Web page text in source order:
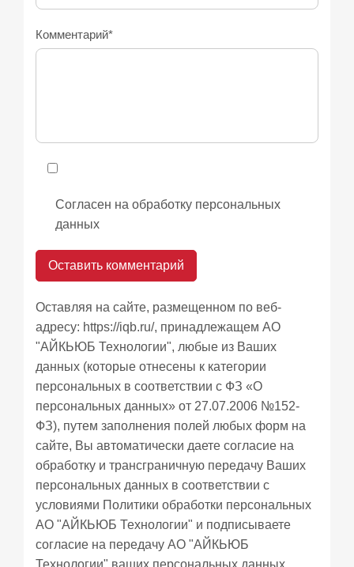
Комментарий*
Согласен на обработку персональных
данных
Оставляя на сайте, размещенном по веб-
адресу: https://iqb.ru/, принадлежащем АО
"АЙКЬЮБ Технологии", любые из Ваших
данных (которые отнесены к категории
персональных в соответствии с ФЗ «О
персональных данных» от 27.07.2006 №152-
ФЗ), путем заполнения полей любых форм на
сайте, Вы автоматически даете согласие на
обработку и трансграничную передачу Ваших
персональных данных в соответствии с
условиями Политики обработки персональных
АО "АЙКЬЮБ Технологии" и подписываете
согласие на передачу АО "АЙКЬЮБ
Технологии" ваших персональных данных